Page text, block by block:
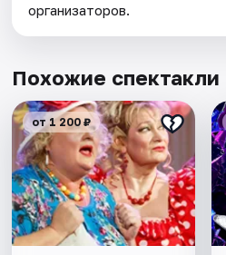
организаторов.
Похожие спектакли
от 1 200 ₽